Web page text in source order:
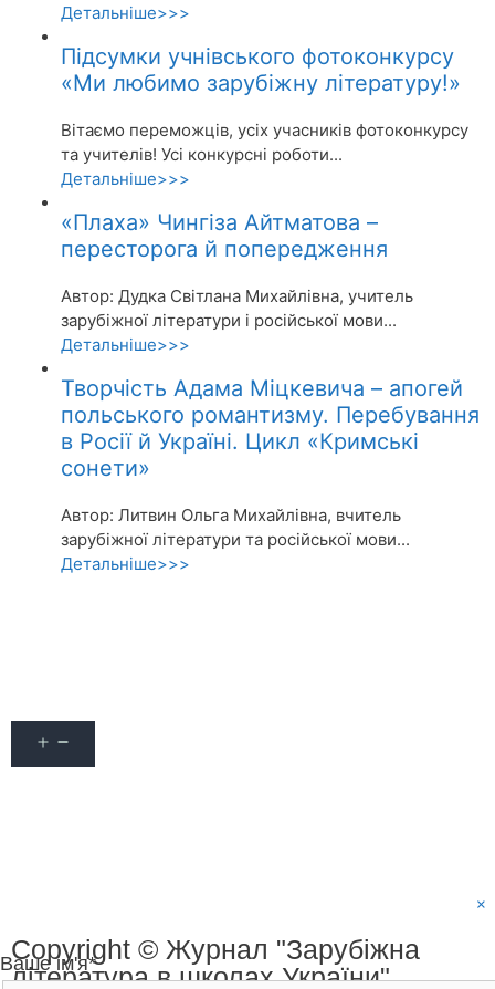
Детальніше>>>
Підсумки учнівського фотоконкурсу
«Ми любимо зарубіжну літературу!»
Вітаємо переможців, усіх учасників фотоконкурсу
та учителів! Усі конкурсні роботи...
Детальніше>>>
«Плаха» Чингіза Айтматова –
пересторога й попередження
Автор: Дудка Світлана Михайлівна, учитель
зарубіжної літератури і російської мови...
Детальніше>>>
Творчість Адама Міцкевича – апогей
польського романтизму. Перебування
в Росії й Україні. Цикл «Кримські
сонети»
Автор: Литвин Ольга Михайлівна, вчитель
зарубіжної літератури та російської мови...
Детальніше>>>
Copyright © Журнал "Зарубіжна
література в школах України"
Ваше ім'я*
×